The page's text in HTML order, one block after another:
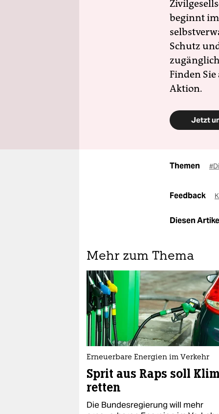
beginnt
Schutz
Finden
Aktion.
Jetzt
Themen
Feedback
Diesen
Mehr zum Thema
Erneuerbare Energien im Verkehr
Sprit aus Raps soll
retten
Die Bundesregierung will mehr